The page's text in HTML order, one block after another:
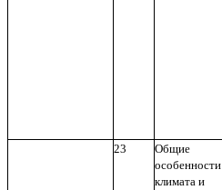
23
Общие
особенности
климата и